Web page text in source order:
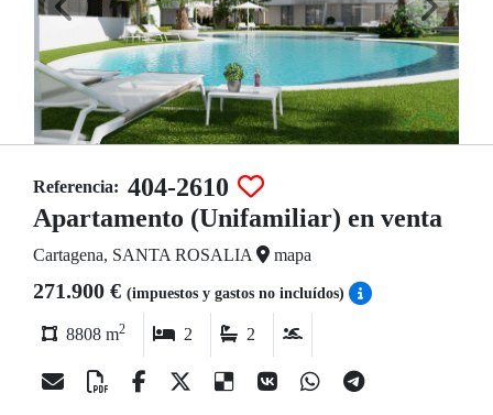
Referencia: 404-2610
Apartamento (Unifamiliar) en venta
Cartagena, SANTA ROSALIA mapa
271.900 € (impuestos y gastos no incluídos)
8808 m2 2 2